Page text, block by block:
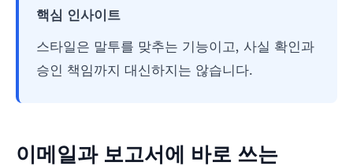
핵심 인사이트
스타일은 말투를 맞추는 기능이고, 사실 확인과
승인 책임까지 대신하지는 않습니다.
이메일과 보고서에 바로 쓰는